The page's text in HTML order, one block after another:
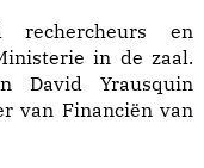
rechercheurs en
in de zaal.
David Yrausquin
van Finan­ciën van